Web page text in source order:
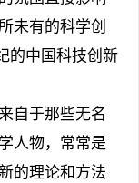
未有的科学创
的中国科技创新
自于那些无名
人物，常常是
的理论和方法